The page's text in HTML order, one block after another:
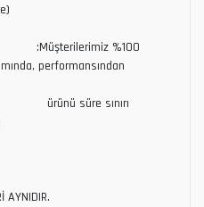
%100
performansından
sınırı
AYNIDIR.